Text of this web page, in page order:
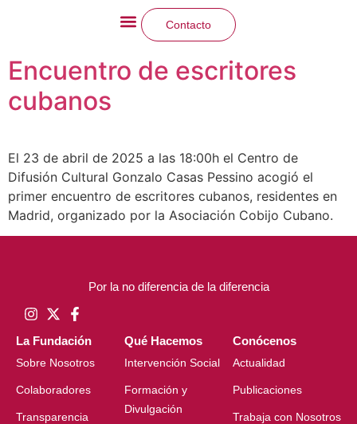
Contacto
Encuentro de escritores
cubanos
El 23 de abril de 2025 a las 18:00h el Centro de
Difusión Cultural Gonzalo Casas Pessino acogió el
primer encuentro de escritores cubanos, residentes en
Madrid, organizado por la Asociación Cobijo Cubano.
Por la no diferencia de la diferencia
La Fundación
Sobre Nosotros
Colaboradores
Transparencia
Qué Hacemos
Intervención Social
Formación y
Divulgación
Conócenos
Actualidad
Publicaciones
Trabaja con Nosotros